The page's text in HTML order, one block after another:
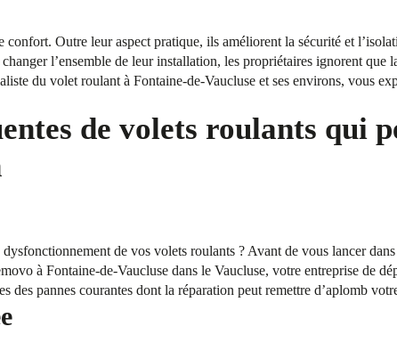
Outre leur aspect pratique, ils améliorent la sécurité et
l’ensemble de leur installation, les propriétaires ignorent que
du volet roulant à Fontaine-de-Vaucluse et ses environs, vous
de volets roulants qui
de vos volets roulants ? Avant de vous lancer
à Fontaine-de-Vaucluse dans le Vaucluse, votre entreprise de
des pannes courantes dont la réparation peut remettre d’aplomb